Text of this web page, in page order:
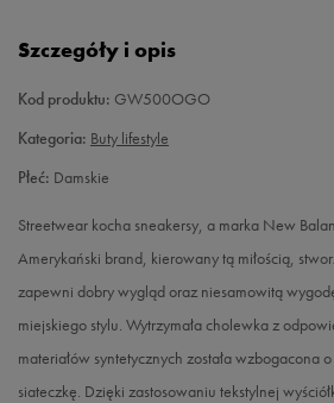
37,5 24 cm
39 25 cm
40
26 cm
Szczegóły i opis
Kod produktu: GW500OGO
Kategoria: Buty lifestyle
Płeć: Damskie
Streetwear kocha sneakersy, a marka New
Amerykański brand, kierowany tą miłością,
zapewni dobry wygląd oraz niesamowitą
miejskiego stylu. Wytrzymała cholewka z
materiałów syntetycznych została wzbogacona
siateczkę. Dzięki zastosowaniu tekstylnej